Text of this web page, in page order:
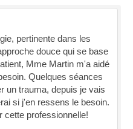
pertinente dans les
douce qui se base
Mme Martin m'a aidé
Quelques séances
un trauma, depuis je vais
si j'en ressens le besoin.
cette professionnelle!